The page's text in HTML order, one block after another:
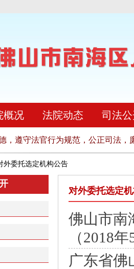
概况 法院动态 司法
遵守法官行为规范，公正司法，
外委托选定机构公告
对外委托选定
佛山市南
（2018
广东省佛